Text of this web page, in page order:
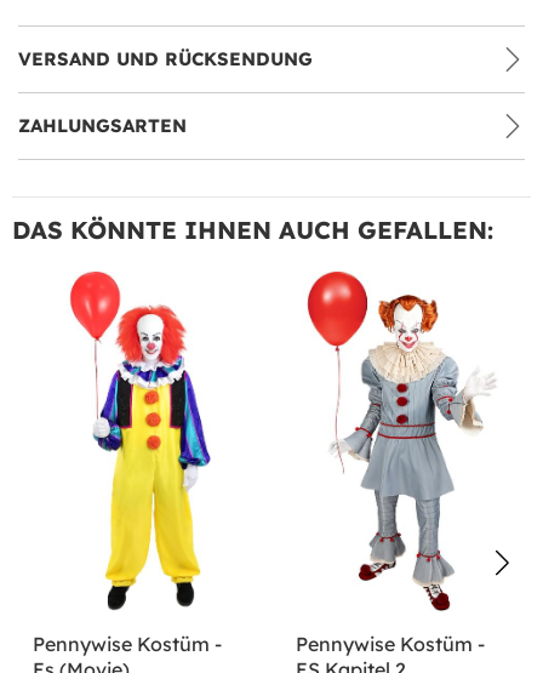
VERSAND UND RÜCKSENDUNG
ZAHLUNGSARTEN
DAS KÖNNTE IHNEN AUCH GEFALLEN:
Pennywise Kostüm -
Pennywise Kostüm -